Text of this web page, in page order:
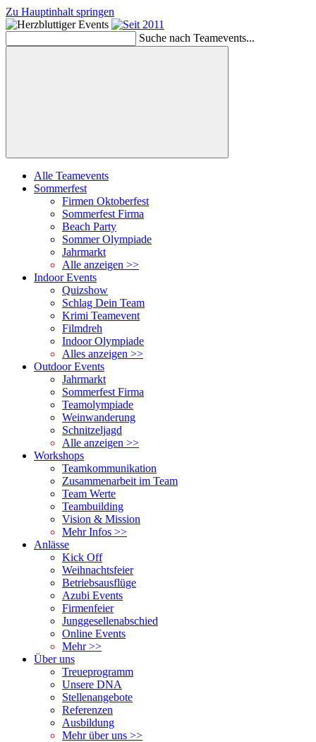
Zu Hauptinhalt springen
Suche nach Teamevents...
Alle Teamevents
Sommerfest
Firmen Oktoberfest
Sommerfest Firma
Beach Party
Sommer Olympiade
Jahrmarkt
Alle anzeigen >>
Indoor Events
Quizshow
Schlag Dein Team
Krimi Teamevent
Filmdreh
Indoor Olympiade
Alles anzeigen >>
Outdoor Events
Jahrmarkt
Sommerfest Firma
Teamolympiade
Weinwanderung
Schnitzeljagd
Alle anzeigen >>
Workshops
Teamkommunikation
Zusammenarbeit im Team
Team Werte
Teambuilding
Vision & Mission
Mehr Infos >>
Anlässe
Kick Off
Weihnachtsfeier
Betriebsausflüge
Azubi Events
Firmenfeier
Junggesellenabschied
Online Events
Mehr >>
Über uns
Treueprogramm
Unsere DNA
Stellenangebote
Referenzen
Ausbildung
Mehr über uns >>
Schließen